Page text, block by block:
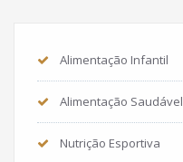
Alimentação Infantil
Alimentação Saudável
Nutrição Esportiva